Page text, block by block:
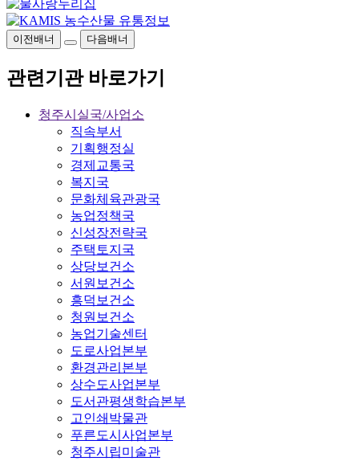
이전배너 다음배너
관련기관 바로가기
청주시실국/사업소
직속부서
기획행정실
경제교통국
복지국
문화체육관광국
농업정책국
신성장전략국
주택토지국
상당보건소
서원보건소
흥덕보건소
청원보건소
농업기술센터
도로사업본부
환경관리본부
상수도사업본부
도서관평생학습본부
고인쇄박물관
푸른도시사업본부
청주시립미술관